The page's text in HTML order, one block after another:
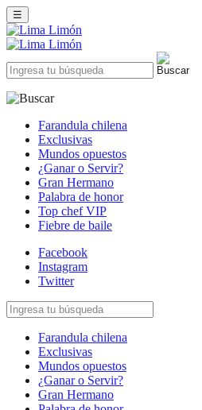
☰
Farandula chilena
Exclusivas
Mundos opuestos
¿Ganar o Servir?
Gran Hermano
Palabra de honor
Top chef VIP
Fiebre de baile
Facebook
Instagram
Twitter
Farandula chilena
Exclusivas
Mundos opuestos
¿Ganar o Servir?
Gran Hermano